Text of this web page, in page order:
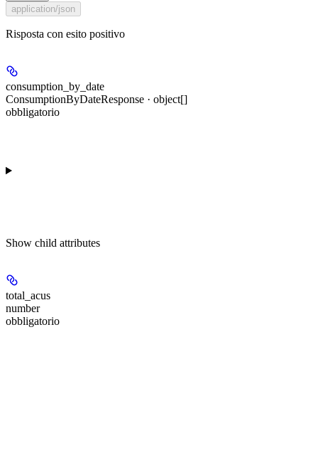
application/json
Risposta con esito positivo
consumption_by_date
ConsumptionByDateResponse · object[]
obbligatorio
Show child attributes
total_acus
number
obbligatorio